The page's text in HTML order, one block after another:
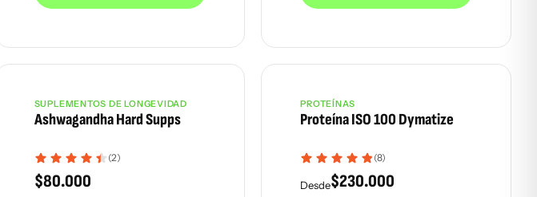
SUPLEMENTOS DE LONGEVIDAD
Ashwagandha Hard Supps
(2)
$80.000
PROTEÍNAS
Proteína ISO 100 Dymatize
(8)
Desde$230.000